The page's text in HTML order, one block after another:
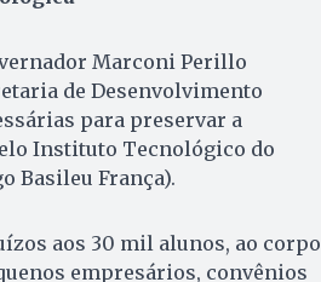
Marconi Perillo
de Desenvolvimento
para preservar a
Instituto Tecnológico do
Basileu França).
aos 30 mil alunos, ao corpo
empresários, convênios